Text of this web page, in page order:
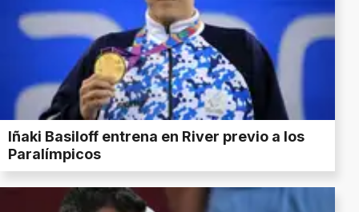
Iñaki Basiloff entrena en River previo a los
Paralímpicos